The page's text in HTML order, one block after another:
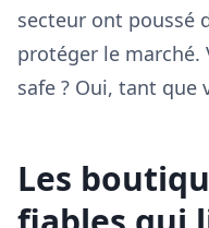
secteur ont poussé
protéger le marché.
safe ? Oui, tant que
Les